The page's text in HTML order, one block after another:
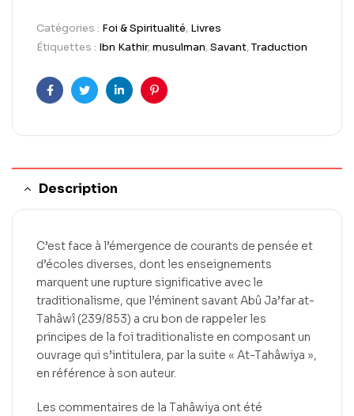
Catégories : Foi & Spiritualité, Livres
Étiquettes : Ibn Kathir,musulman,Savant,Traduction
FacebookTwitterLinkedInPinterest
Description
C’est face à l’émergence de courants de pensée et
d’écoles diverses, dont les enseignements
marquent une rupture significative avec le
traditionalisme, que l’éminent savant Abû Ja’far at-
Tahâwî (239/853) a cru bon de rappeler les
principes de la foi traditionaliste en composant un
ouvrage qui s’intitulera, par la suite « At-Tahâwiya »,
en référence à son auteur.
Les commentaires de la Tahâwiya ont été